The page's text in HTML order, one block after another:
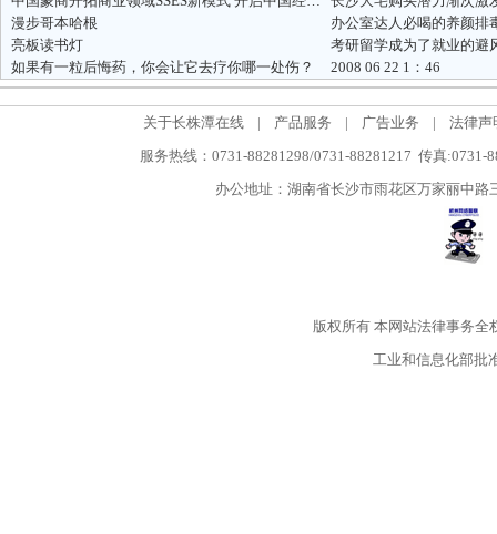
漫步哥本哈根
办公室达人必喝的养颜排
亮板读书灯
考研留学成为了就业的避
如果有一粒后悔药，你会让它去疗你哪一处伤？
2008 06 22 1：46
关于长株潭在线 | 产品服务 | 广告业务 |
法律声
服务热线：0731-88281298/0731-88281217 传真:0731-
办公地址：湖南省长沙市雨花区万家丽中
版权所有本网站法律事务全
工业和信息化部批